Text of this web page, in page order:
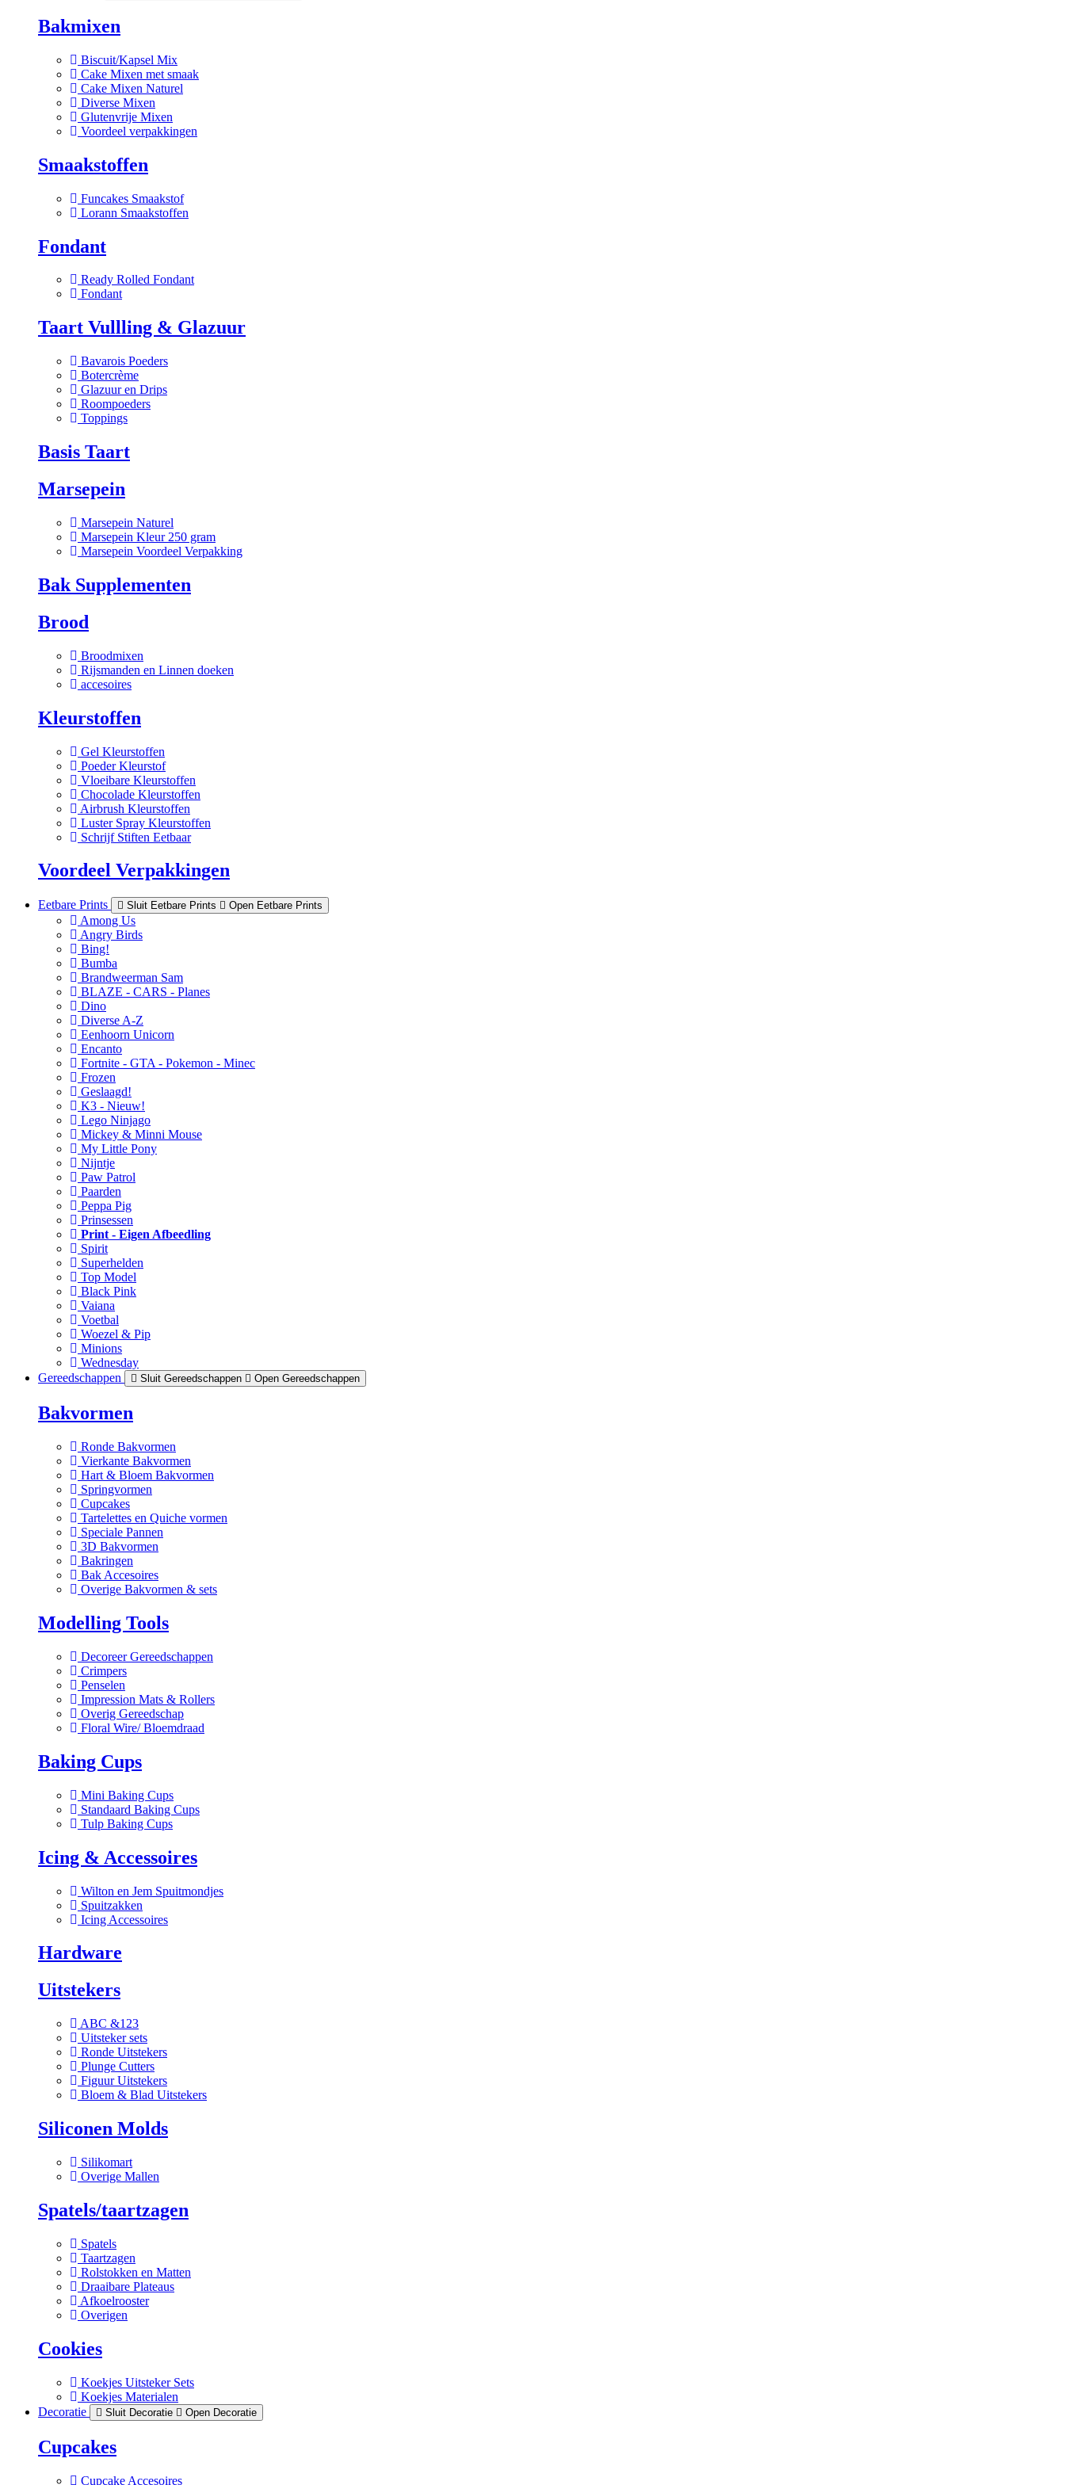
Bakmixen
Biscuit/Kapsel Mix
Cake Mixen met smaak
Cake Mixen Naturel
Diverse Mixen
Glutenvrije Mixen
Voordeel verpakkingen
Smaakstoffen
Funcakes Smaakstof
Lorann Smaakstoffen
Fondant
Ready Rolled Fondant
Fondant
Taart Vullling & Glazuur
Bavarois Poeders
Botercrème
Glazuur en Drips
Roompoeders
Toppings
Basis Taart
Marsepein
Marsepein Naturel
Marsepein Kleur 250 gram
Marsepein Voordeel Verpakking
Bak Supplementen
Brood
Broodmixen
Rijsmanden en Linnen doeken
accesoires
Kleurstoffen
Gel Kleurstoffen
Poeder Kleurstof
Vloeibare Kleurstoffen
Chocolade Kleurstoffen
Airbrush Kleurstoffen
Luster Spray Kleurstoffen
Schrijf Stiften Eetbaar
Voordeel Verpakkingen
Eetbare Prints Sluit Eetbare Prints Open Eetbare Prints
Among Us
Angry Birds
Bing!
Bumba
Brandweerman Sam
BLAZE - CARS - Planes
Dino
Diverse A-Z
Eenhoorn Unicorn
Encanto
Fortnite - GTA - Pokemon - Minec
Frozen
Geslaagd!
K3 - Nieuw!
Lego Ninjago
Mickey & Minni Mouse
My Little Pony
Nijntje
Paw Patrol
Paarden
Peppa Pig
Prinsessen
Print - Eigen Afbeedling
Spirit
Superhelden
Top Model
Black Pink
Vaiana
Voetbal
Woezel & Pip
Minions
Wednesday
Gereedschappen
Sluit Gereedschappen Open Gereedschappen
Bakvormen
Ronde Bakvormen
Vierkante Bakvormen
Hart & Bloem Bakvormen
Springvormen
Cupcakes
Tartelettes en Quiche vormen
Speciale Pannen
3D Bakvormen
Bakringen
Bak Accesoires
Overige Bakvormen & sets
Modelling Tools
Decoreer Gereedschappen
Crimpers
Penselen
Impression Mats & Rollers
Overig Gereedschap
Floral Wire/ Bloemdraad
Baking Cups
Mini Baking Cups
Standaard Baking Cups
Tulp Baking Cups
Icing & Accessoires
Wilton en Jem Spuitmondjes
Spuitzakken
Icing Accessoires
Hardware
Uitstekers
ABC &123
Uitsteker sets
Ronde Uitstekers
Plunge Cutters
Figuur Uitstekers
Bloem & Blad Uitstekers
Siliconen Molds
Silikomart
Overige Mallen
Spatels/taartzagen
Spatels
Taartzagen
Rolstokken en Matten
Draaibare Plateaus
Afkoelrooster
Overigen
Cookies
Koekjes Uitsteker Sets
Koekjes Materialen
Decoratie
Sluit Decoratie Open Decoratie
Cupcakes
Cupcake Accesoires